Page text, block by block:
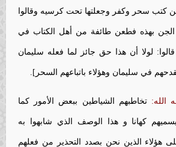
كتب سحر وكفر وجعلتها تحت كرسيه وقالوا
بهذه فطعن طائفة من أهل الكتاب في
لولا أن هذا حق جائز لما فعله سليمان
في سليمان وهؤلاء باتباعهم السحر].
الله:تخاطبهم الشياطين ببعض الأمور كما
كهانا و هذا الوصف الذي شابهوا به
هؤلاء الذين نحن بصدد التحذير من فعلهم